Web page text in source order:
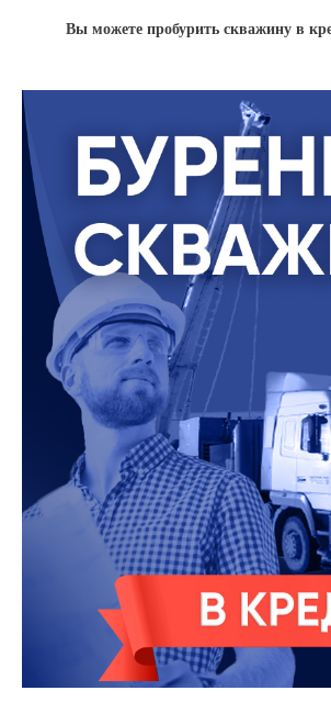
Вы можете пробурить скважину в